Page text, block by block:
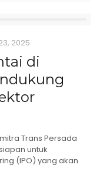
2025
di
Trans Persada
untuk
(IPO) yang akan